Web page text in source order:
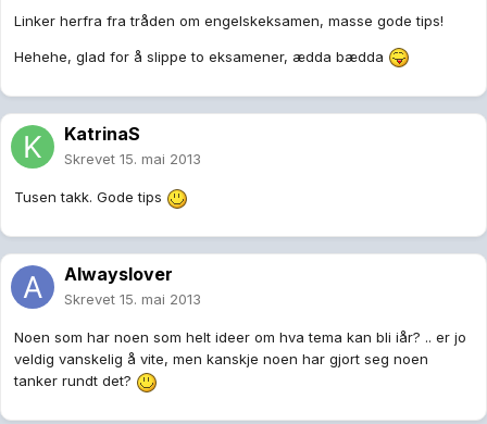
Linker herfra fra tråden om engelskeksamen, masse gode tips!
Hehehe, glad for å slippe to eksamener, ædda bædda
KatrinaS
Skrevet 15. mai 2013
Tusen takk. Gode tips
Alwayslover
Skrevet 15. mai 2013
Noen som har noen som helt ideer om hva tema kan bli iår? .. er jo
veldig vanskelig å vite, men kanskje noen har gjort seg noen
tanker rundt det?